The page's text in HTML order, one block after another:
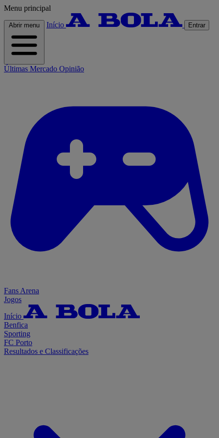
Menu principal
Abrir menu Início Entrar
Últimas Mercado Opinião
Fans Arena
Jogos
Início
Benfica
Sporting
FC Porto
Resultados e Classificações